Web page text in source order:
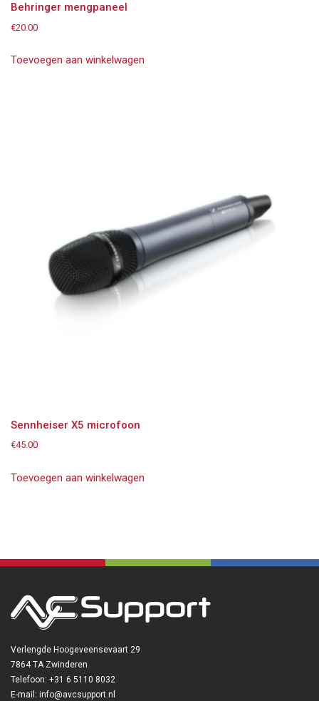
Behringer mengpaneel
€20.00
Toevoegen aan winkelwagen
Sennheiser X5 microfoon
€45.00
Toevoegen aan winkelwagen
Verlengde Hoogeveensevaart 29
7864 TA Zwinderen
Telefoon: +31 6 5110 8032
E-mail: info@avcsupport.nl